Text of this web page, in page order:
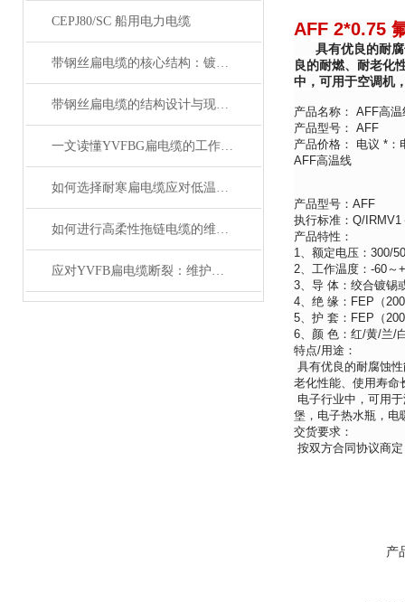
CEPJ80/SC 船用电力电缆
带钢丝扁电缆的核心结构：镀锌钢丝绳的抗拉强化设计
带钢丝扁电缆的结构设计与现场安装维修注意事项
一文读懂YVFBG扁电缆的工作原理与应用
如何选择耐寒扁电缆应对低温挑战
如何进行高柔性拖链电缆的维护保养？
应对YVFB扁电缆断裂：维护与更换技巧
AFF 2*0.75
具有优良的耐腐
良的耐燃、耐老化
中，可用于空调机
产品名称： AFF高温
产品型号： AFF
产品价格： 电议 *：
AFF高温线
产品型号：AFF
执行标准：Q/IRMV1
产品特性：
1、额定电压：300/
2、工作温度：-60
3、导 体：绞合镀锡
4、绝 缘：FEP（
5、护 套：FEP（
6、颜 色：红/黄/兰/
特点/用途：
具有优良的耐腐蚀
老化性能、使用寿命
电子行业中，可用
堡，电子热水瓶，电
交货要求：
按双方合同协议商
产